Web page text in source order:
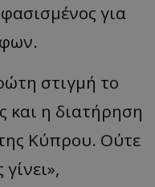
για
στιγμή το
και η διατήρηση
Κύπρου. Ούτε